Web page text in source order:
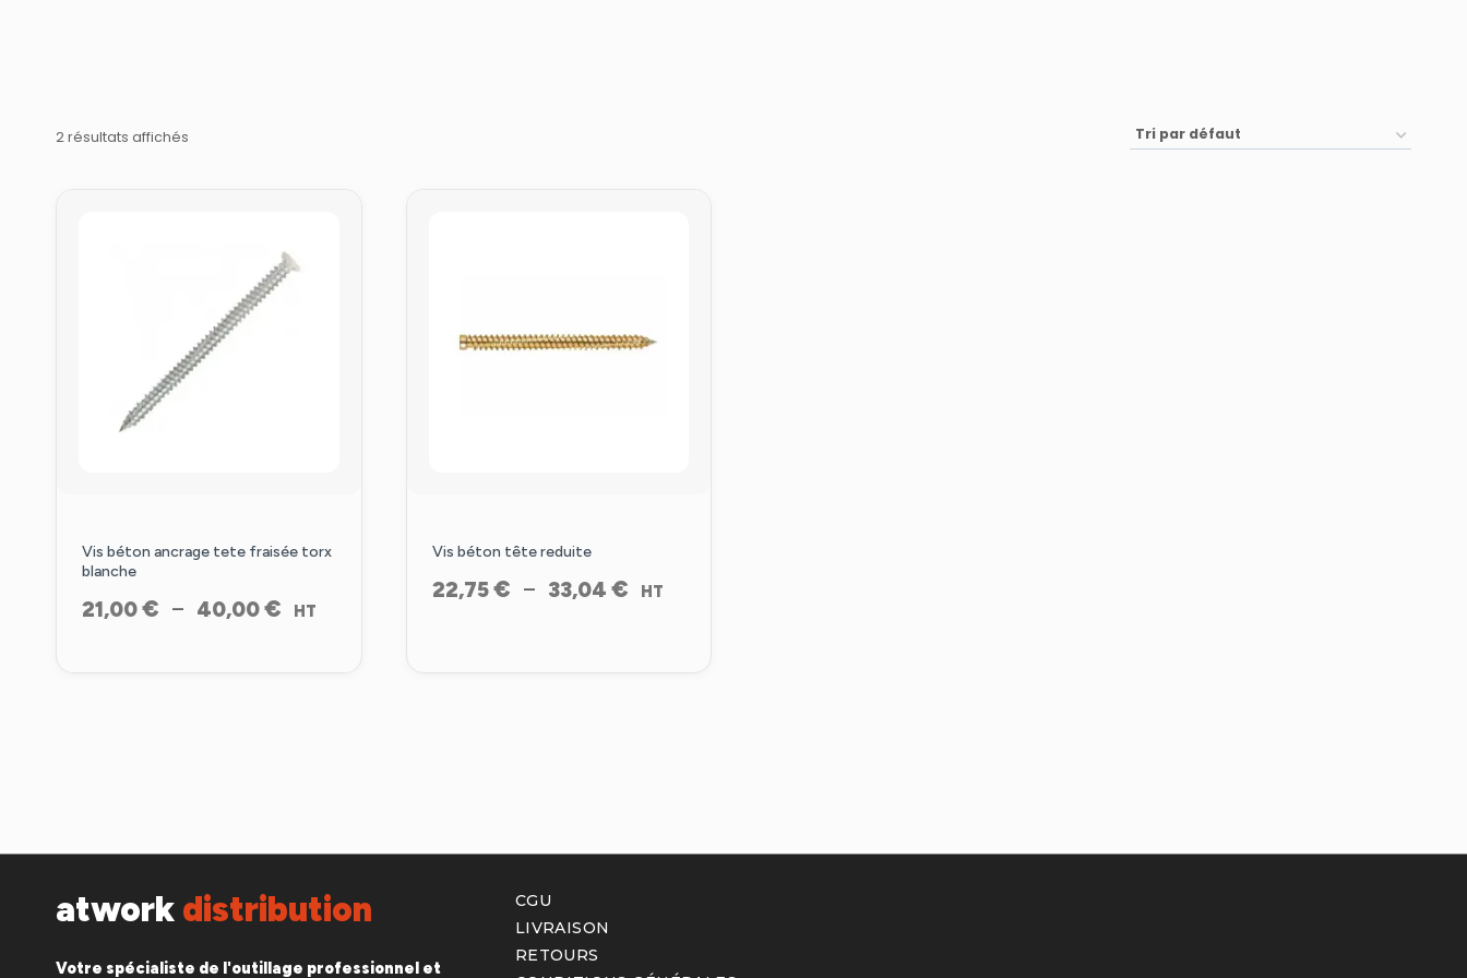
2 résultats affichés
Vis béton ancrage tete fraisée torx
blanche
21,00€ – 40,00€ Plage
HT
Vis béton tête reduite
22,75€ – 33,04 €Plage
HT
atwork distribution
Votre spécialiste de l'outillage professionnel et
CGU
LIVRAISON
RETOURS